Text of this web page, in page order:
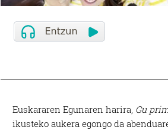
Euskararen Egunaren harira, Gu
ikusteko aukera egongo da